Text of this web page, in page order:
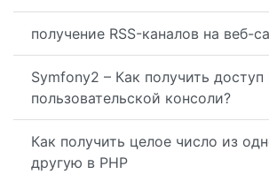
получение RSS-каналов на веб-
Symfony2 – Как получить
пользовательской консоли?
Как получить целое число из
другую в PHP